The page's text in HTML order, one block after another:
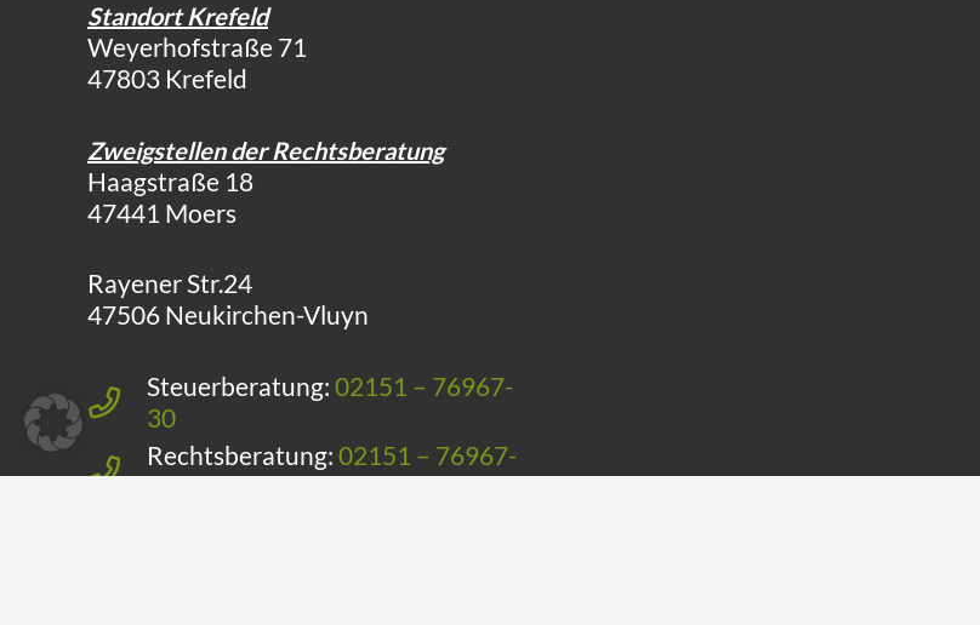
Standort Krefeld
Weyerhofstraße 71
47803 Krefeld
Zweigstellen der Rechtsberatung
Haagstraße 18
47441 Moers
Rayener Str.24
47506 Neukirchen-Vluyn
Steuerberatung: 02151 – 76967-
30
Rechtsberatung: 02151 – 76967-